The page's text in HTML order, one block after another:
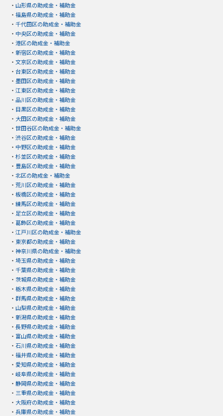
・ 山形県の助成金・補助金
・ 福島県の助成金・補助金
・ 千代田区の助成金・補助金
・ 中央区の助成金・補助金
・ 港区の助成金・補助金
・ 新宿区の助成金・補助金
・ 文京区の助成金・補助金
・ 台東区の助成金・補助金
・ 墨田区の助成金・補助金
・ 江東区の助成金・補助金
・ 品川区の助成金・補助金
・ 目黒区の助成金・補助金
・ 大田区の助成金・補助金
・ 世田谷区の助成金・補助金
・ 渋谷区の助成金・補助金
・ 中野区の助成金・補助金
・ 杉並区の助成金・補助金
・ 豊島区の助成金・補助金
・ 北区の助成金・補助金
・ 荒川区の助成金・補助金
・ 板橋区の助成金・補助金
・ 練馬区の助成金・補助金
・ 足立区の助成金・補助金
・ 葛飾区の助成金・補助金
・ 江戸川区の助成金・補助金
・ 東京都の助成金・補助金
・ 神奈川県の助成金・補助金
・ 埼玉県の助成金・補助金
・ 千葉県の助成金・補助金
・ 茨城県の助成金・補助金
・ 栃木県の助成金・補助金
・ 群馬県の助成金・補助金
・ 山梨県の助成金・補助金
・ 新潟県の助成金・補助金
・ 長野県の助成金・補助金
・ 富山県の助成金・補助金
・ 石川県の助成金・補助金
・ 福井県の助成金・補助金
・ 愛知県の助成金・補助金
・ 岐阜県の助成金・補助金
・ 静岡県の助成金・補助金
・ 三重県の助成金・補助金
・ 大阪府の助成金・補助金
・ 兵庫県の助成金・補助金